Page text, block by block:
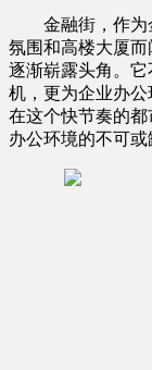
金融街，作
氛围和高楼大厦
逐渐崭露头角。
机，更为企业办公
在这个快节奏的
办公环境的不可或